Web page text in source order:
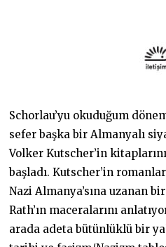
Schorlau’yu okuduğum
sefer başka bir Almanyalı
Volker Kutscher’in
başladı. Kutscher’in
Nazi Almanya’sına uzanan
Rath’ın maceralarını
arada adeta bütünlüklü bir